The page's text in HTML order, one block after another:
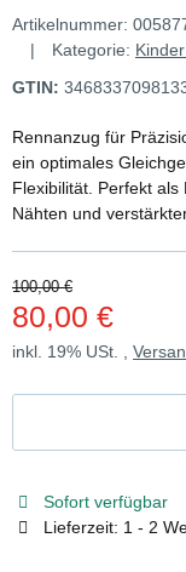
Artikelnummer:
Kategorie:
GTIN:
Rennanzug für
ein optimales
Flexibilität. Perfekt
Nähten und
100,00 €
80,00 €
inkl. 19% USt. ,
Sofort verfügbar
Lieferzeit: 1 - 2